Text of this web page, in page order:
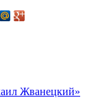
Жванецкий»